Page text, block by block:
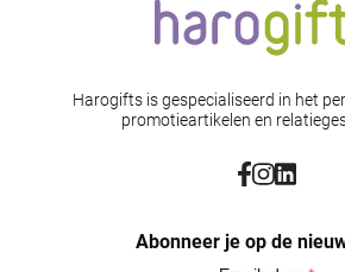
Harogifts is gespecialiseerd in het
promotieartikelen en
Abonneer je op de